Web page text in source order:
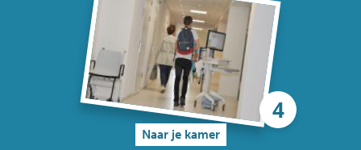
Naar je kamer